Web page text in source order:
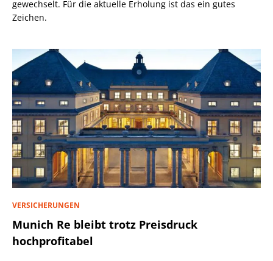
gewechselt. Für die aktuelle Erholung ist das ein gutes
Zeichen.
VERSICHERUNGEN
Munich Re bleibt trotz Preisdruck
hochprofitabel